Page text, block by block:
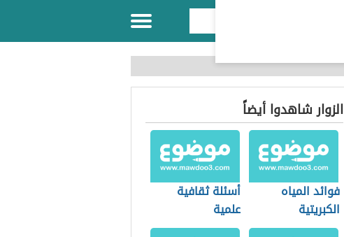
الزوار شاهدوا أيضاً
فوائد المياه
الكبريتية
أسئلة ثقافية
علمية